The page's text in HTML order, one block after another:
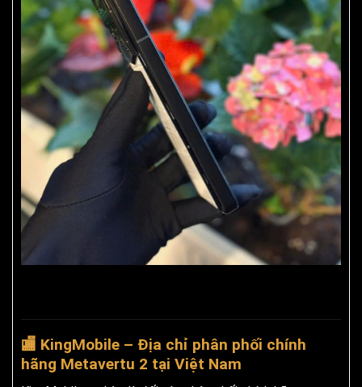
🏬 KingMobile – Địa chỉ phân phối chính
hãng Metavertu 2 tại Việt Nam